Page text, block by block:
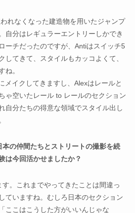
れなくなった建造物を用いたジャンプ
自分はレギュラーエントリーしかでき
ーチだったのですが、Antiはスイッチ5
してきて、スタイルもカッコよくて、
ね。
メイクしてきますし、Alexはレールと
ゃ空いたレール to レールのセクション
自分たちの得意な領域でスタイル出し
の仲間たちとストリートの撮影を続
は今回活かせましたか？
。これまでやってきたことは間違っ
ていますね。むしろ日本のセクション
ここはこうした方がいいんじゃな